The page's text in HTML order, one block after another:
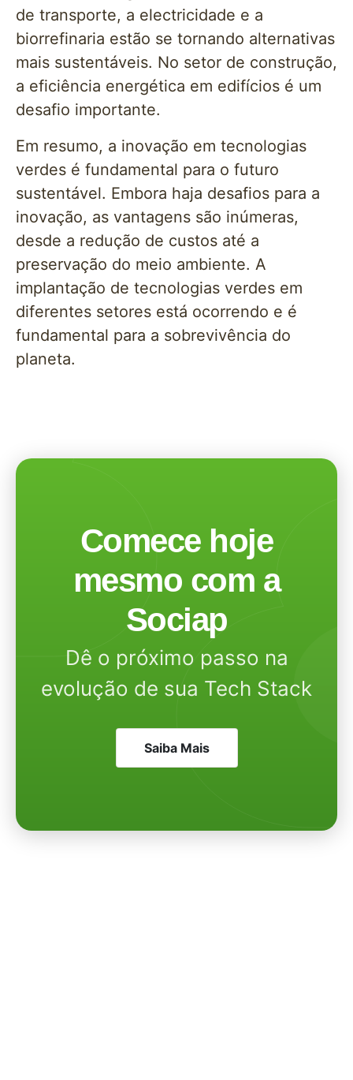
de transporte, a electricidade e a
biorrefinaria estão se tornando alternativas
mais sustentáveis. No setor de construção,
a eficiência energética em edifícios é um
desafio importante.
Em resumo, a inovação em tecnologias
verdes é fundamental para o futuro
sustentável. Embora haja desafios para a
inovação, as vantagens são inúmeras,
desde a redução de custos até a
preservação do meio ambiente. A
implantação de tecnologias verdes em
diferentes setores está ocorrendo e é
fundamental para a sobrevivência do
planeta.
Comece hoje
mesmo com a
Sociap
Dê o próximo passo na
evolução de sua Tech Stack
Saiba Mais